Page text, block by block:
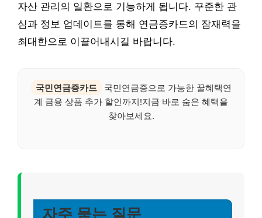
자산 관리의 일환으로 기능하게 됩니다. 꾸준한 관
심과 정보 업데이트를 통해 연금증카드의 잠재력을
최대한으로 이끌어내시길 바랍니다.
국민연금증카드
국민연금증으로 가능한 꿀혜택연
계 금융 상품 추가 할인까지!지금 바로 숨은 혜택을
찾아보세요.
자주 묻는 질문